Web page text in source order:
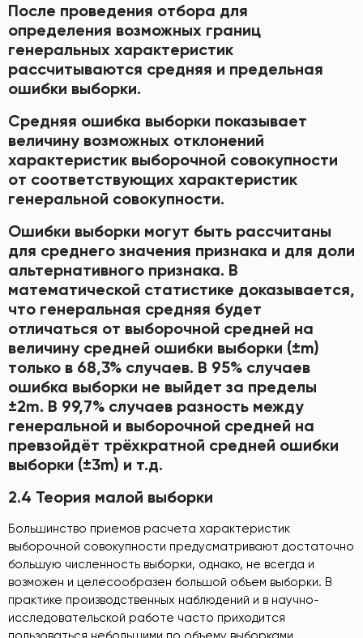
После проведения отбора для
определения возможных границ
генеральных характеристик
рассчитываются средняя и предельная
ошибки выборки.
Средняя ошибка выборки показывает
величину возможных отклонений
характеристик выборочной совокупности
от соответствующих характеристик
генеральной совокупности.
Ошибки выборки могут быть рассчитаны
для среднего значения признака и для доли
альтернативного признака. В
математической статистике доказывается,
что генеральная средняя будет
отличаться от выборочной средней на
величину средней ошибки выборки (±m)
только в 68,3% случаев. В 95% случаев
ошибка выборки не выйдет за пределы
±2m. В 99,7% случаев разность между
генеральной и выборочной средней на
превзойдёт трёхкратной средней ошибки
выборки (±3m) и т.д.
2.4 Теория малой выборки
Большинство приемов расчета характеристик
выборочной совокупности предусматривают достаточно
большую численность выборки, однако, не всегда и
возможен и целесообразен большой объем выборки. В
практике производственных наблюдений и в научно-
исследовательской работе часто приходится